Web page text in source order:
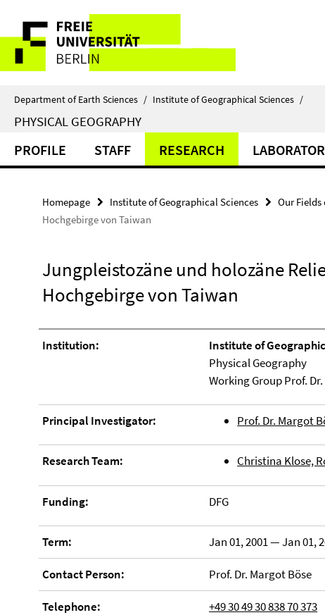
direkt
Inhalt
Service
Navigation
Department of Earth Sciences / Institute of Geographical Sciences /
PHYSICAL GEOGRAPHY
PROFILE STAFF RESEARCH
Homepage Institute of Geographical Sciences Our Fields
Hochgebirge von Taiwan
Jungpleistozäne und holozäne
Hochgebirge von Taiwan
Institution:
Institute of
Physical Geography
Working Group Prof. Dr.
Principal Investigator: Prof. Dr. Margot
Research Team: Christina Klose,
Funding: DFG
Term: Jan 01, 2001 — Jan 01,
Contact Person: Prof. Dr. Margot Böse
Telephone: +49 30 49 30 838 70 373